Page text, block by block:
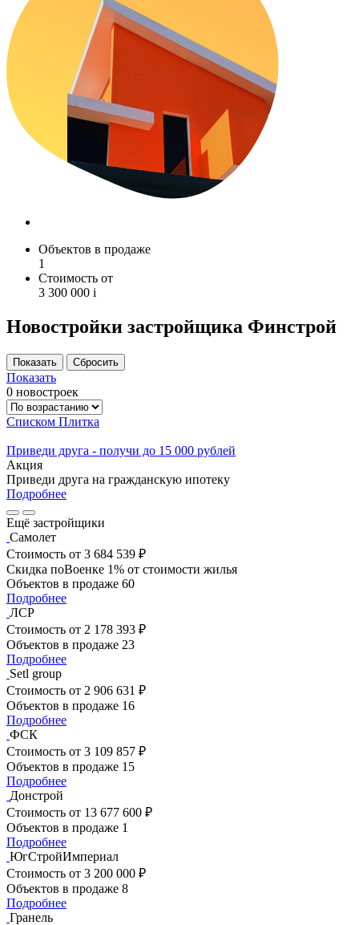
Объектов в продаже
1
Стоимость от
3 300 000 i
Новостройки застройщика Финстрой
Показать
0 новостроек
Списком Плитка
Приведи друга - получи до 15 000 рублей
Акция
Приведи друга на гражданскую ипотеку
Подробнее
Ещё застройщики
Самолет
Стоимость от 3 684 539 ₽
Скидка поВоенке 1% от стоимости жилья
Объектов в продаже 60
Подробнее
ЛСР
Стоимость от 2 178 393 ₽
Объектов в продаже 23
Подробнее
Setl group
Стоимость от 2 906 631 ₽
Объектов в продаже 16
Подробнее
ФСК
Стоимость от 3 109 857 ₽
Объектов в продаже 15
Подробнее
Донстрой
Стоимость от 13 677 600 ₽
Объектов в продаже 1
Подробнее
ЮгСтройИмпериал
Стоимость от 3 200 000 ₽
Объектов в продаже 8
Подробнее
Гранель